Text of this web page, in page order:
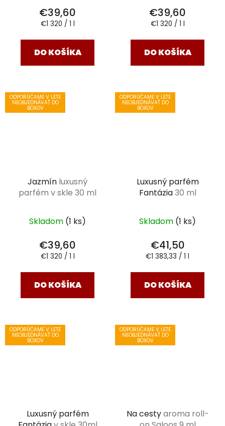
€39,60
Jednotková
€1 320 / 1 l
DO KOŠÍKA
€39,60
Jednotková
€1 320 / 1 l
DO KOŠÍKA
ODPORÚČAME V LETE
NEOBJEDNÁVAŤ DO
BOXOV
Jazmín luxusný
parfém v skle 30 ml
Skladom (1 ks)
€39,60
Jednotková
€1 320 / 1 l
DO KOŠÍKA
ODPORÚČAME V LETE
NEOBJEDNÁVAŤ DO
BOXOV
Luxusný parfém
Fantázia30 ml
Skladom (1 ks)
€41,50
Jednotková
€1 383,33 / 1 l
DO KOŠÍKA
ODPORÚČAME V LETE
NEOBJEDNÁVAŤ DO
BOXOV
Luxusný parfém
ODPORÚČAME V LETE
NEOBJEDNÁVAŤ DO
BOXOV
Na cestyaroma roll-